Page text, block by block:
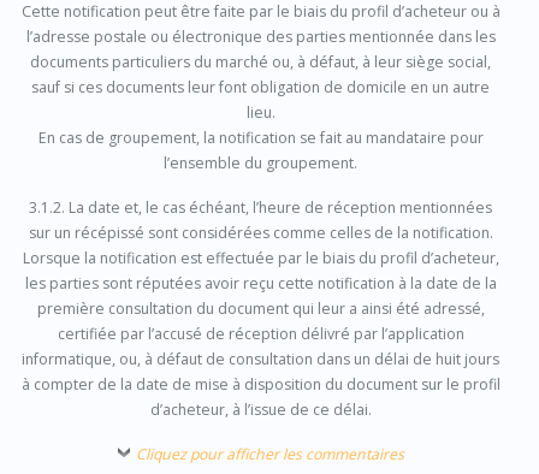
Cette notification peut être faite par le biais du profil d’acheteur ou à
l’adresse postale ou électronique des parties mentionnée dans les
documents particuliers du marché ou, à défaut, à leur siège social,
sauf si ces documents leur font obligation de domicile en un autre
lieu.
En cas de groupement, la notification se fait au mandataire pour
l’ensemble du groupement.
3.1.2. La date et, le cas échéant, l’heure de réception mentionnées
sur un récépissé sont considérées comme celles de la notification.
Lorsque la notification est effectuée par le biais du profil d’acheteur,
les parties sont réputées avoir reçu cette notification à la date de la
première consultation du document qui leur a ainsi été adressé,
certifiée par l’accusé de réception délivré par l’application
informatique, ou, à défaut de consultation dans un délai de huit jours
à compter de la date de mise à disposition du document sur le profil
d’acheteur, à l’issue de ce délai.
Cliquez pour afficher les commentaires